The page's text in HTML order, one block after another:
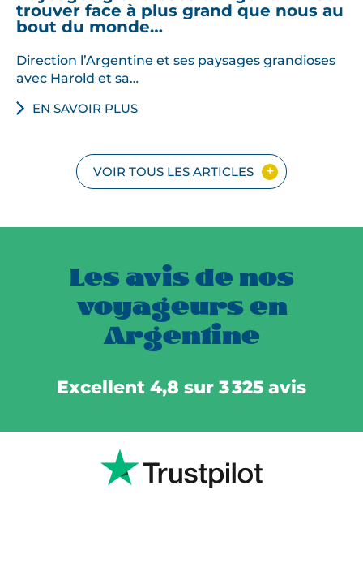
trouver face à plus grand que nous au
bout du monde…
Direction l’Argentine et ses paysages grandioses
avec Harold et sa…
EN SAVOIR PLUS
VOIR TOUS LES ARTICLES
Les avis de nos
voyageurs en
Argentine
Excellent 4,8 sur 3 325 avis